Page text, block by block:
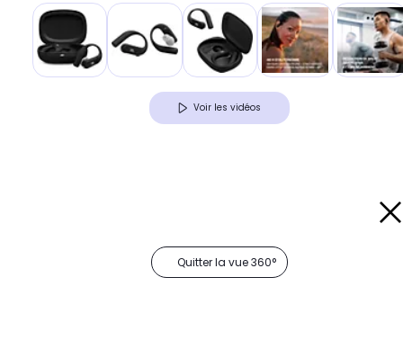
Voir les vidéos
Quitter la vue 360°